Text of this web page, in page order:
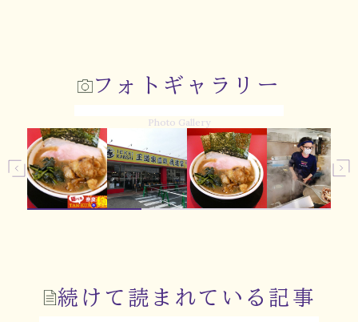
フォトギャラリー
Photo Gallery
続けて読まれている記事